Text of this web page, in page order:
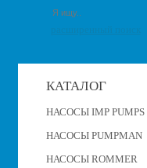
КАТАЛОГ
НАСОСЫ IMP PUMPS
НАСОСЫ PUMPMAN
НАСОСЫ ROMMER